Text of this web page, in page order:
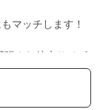
マッチします！
張され特大サイズ
有り